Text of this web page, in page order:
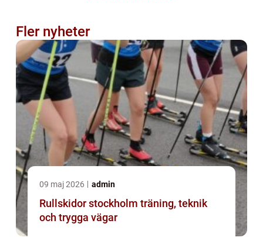
Fler nyheter
09 maj 2026 admin
Rullskidor stockholm träning, teknik
och trygga vägar